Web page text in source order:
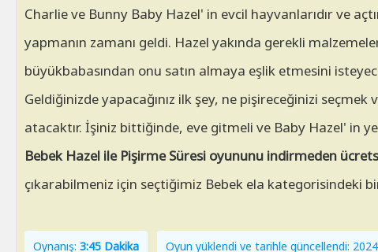
Charlie ve Bunny Baby Hazel' in evcil hayvanlarıdır ve
yapmanın zamanı geldi. Hazel yakında gerekli
büyükbabasından onu satın almaya eşlik etmesini
Geldiğinizde yapacağınız ilk şey, ne pişireceğinizi
atacaktır. İşiniz bittiğinde, eve gitmeli ve Baby Hazel' in
Bebek Hazel ile Pişirme Süresi oyununu indirmeden
çıkarabilmeniz için seçtiğimiz Bebek ela kategorisindeki
Oynanış: 3:45 Dakika Oyun yüklendi ve tarihle güncellendi: